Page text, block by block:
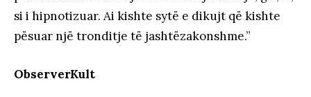
si i hipnotizuar. Ai kishte sytë e dikujt që kishte
pësuar një tronditje të jashtëzakonshme.”
ObserverKult